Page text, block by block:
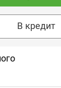
В кредит